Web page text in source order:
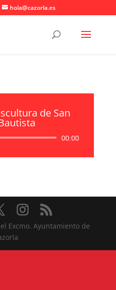
hola@cazorla.es
de San
Reproductor
audio
00:00
Excmo. Ayuntamiento de